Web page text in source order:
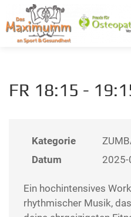
FR 18:15 -
Kategorie
Datum
Ein hochintensives
rhythmischer Musik,